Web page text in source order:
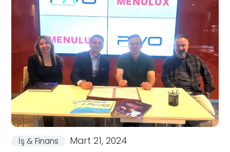
İş & Finans Mart 21, 2024